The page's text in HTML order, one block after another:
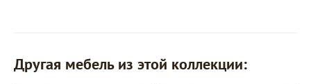
Другая мебель из этой коллекции: